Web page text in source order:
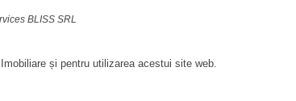
BLISS SRL
și pentru utilizarea acestui site web.